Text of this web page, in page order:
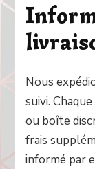
Nous
suivi.
ou boîte
frais
informé par